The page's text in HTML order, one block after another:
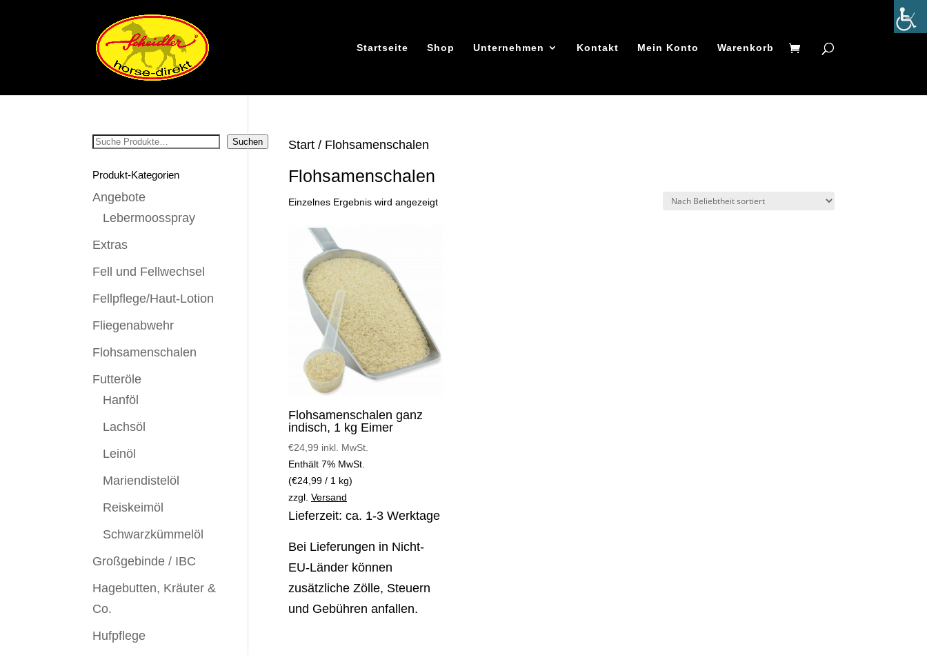
Startseite Shop Unternehmen Kontakt Mein Konto Warenkorb
Start/ Flohsamenschalen
Flohsamenschalen
Einzelnes Ergebnis wird angezeigt
Flohsamenschalen ganz
indisch, 1 kg Eimer
€24,99 inkl. MwSt.
Enthält 7% MwSt.
(€24,99/ 1 kg)
zzgl. Versand
Lieferzeit: ca. 1-3 Werktage
Bei Lieferungen in Nicht-
EU-Länder können
zusätzliche Zölle, Steuern
und Gebühren anfallen.
Suchen Suchen
Produkt-Kategorien
Angebote
Lebermoosspray
Extras
Fell und Fellwechsel
Fellpflege/Haut-Lotion
Fliegenabwehr
Flohsamenschalen
Futteröle
Hanföl
Lachsöl
Leinöl
Mariendistelöl
Reiskeimöl
Schwarzkümmelöl
Großgebinde / IBC
Hagebutten, Kräuter &
Co.
Hufpflege